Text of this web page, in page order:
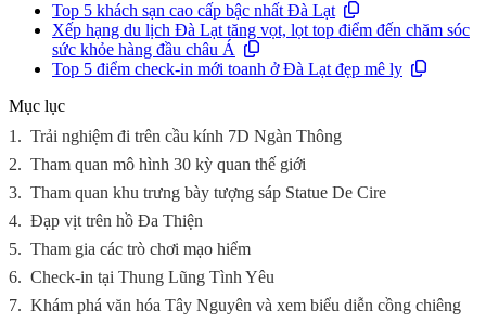
Top 5 khách sạn cao cấp bậc nhất Đà Lạt
Xếp hạng du lịch Đà Lạt tăng vọt, lọt top điểm đến chăm sóc
sức khỏe hàng đầu châu Á
Top 5 điểm check-in mới toanh ở Đà Lạt đẹp mê ly
Mục lục
1. Trải nghiệm đi trên cầu kính 7D Ngàn Thông
2. Tham quan mô hình 30 kỳ quan thế giới
3. Tham quan khu trưng bày tượng sáp Statue De Cire
4. Đạp vịt trên hồ Đa Thiện
5. Tham gia các trò chơi mạo hiểm
6. Check-in tại Thung Lũng Tình Yêu
7. Khám phá văn hóa Tây Nguyên và xem biểu diễn cồng chiêng